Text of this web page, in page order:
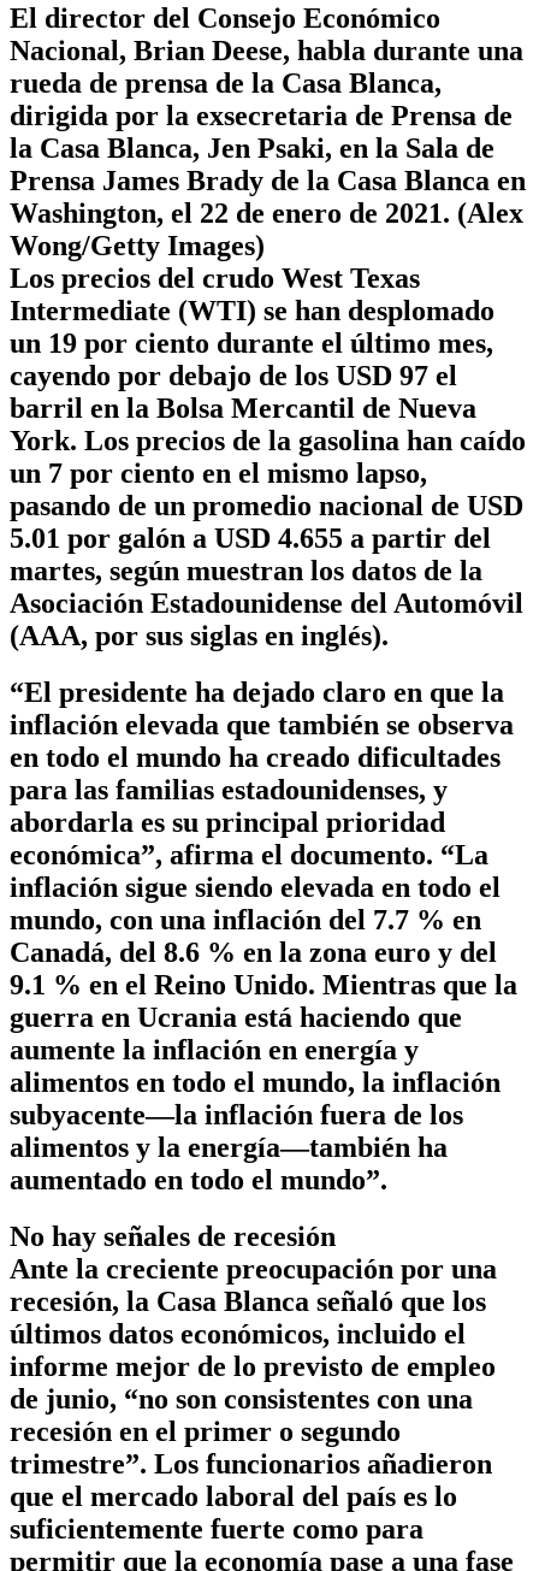
El director del Consejo Económico
Nacional, Brian Deese, habla durante una
rueda de prensa de la Casa Blanca,
dirigida por la exsecretaria de Prensa de
la Casa Blanca, Jen Psaki, en la Sala de
Prensa James Brady de la Casa Blanca en
Washington, el 22 de enero de 2021. (Alex
Wong/Getty Images)
Los precios del crudo West Texas
Intermediate (WTI) se han desplomado
un 19 por ciento durante el último mes,
cayendo por debajo de los USD 97 el
barril en la Bolsa Mercantil de Nueva
York. Los precios de la gasolina han caído
un 7 por ciento en el mismo lapso,
pasando de un promedio nacional de USD
5.01 por galón a USD 4.655 a partir del
martes, según muestran los datos de la
Asociación Estadounidense del Automóvil
(AAA, por sus siglas en inglés).
“El presidente ha dejado claro en que la
inflación elevada que también se observa
en todo el mundo ha creado dificultades
para las familias estadounidenses, y
abordarla es su principal prioridad
económica”, afirma el documento. “La
inflación sigue siendo elevada en todo el
mundo, con una inflación del 7.7 % en
Canadá, del 8.6 % en la zona euro y del
9.1 % en el Reino Unido. Mientras que la
guerra en Ucrania está haciendo que
aumente la inflación en energía y
alimentos en todo el mundo, la inflación
subyacente—la inflación fuera de los
alimentos y la energía—también ha
aumentado en todo el mundo”.
No hay señales de recesión
Ante la creciente preocupación por una
recesión, la Casa Blanca señaló que los
últimos datos económicos, incluido el
informe mejor de lo previsto de empleo
de junio, “no son consistentes con una
recesión en el primer o segundo
trimestre”. Los funcionarios añadieron
que el mercado laboral del país es lo
suficientemente fuerte como para
permitir que la economía pase a una fase